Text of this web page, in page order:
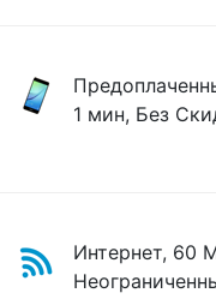
1 мин, Без
Интернет, 60